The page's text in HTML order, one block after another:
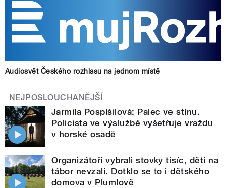
Audiosvět Českého rozhlasu na jednom místě
NEJPOSLOUCHANĚJŠÍ
Jarmila Pospíšilová: Palec ve stínu.
Policista ve výslužbě vyšetřuje vraždu
v horské osadě
Organizátoři vybrali stovky tisíc, děti na
tábor nevzali. Dotklo se to i dětského
domova v Plumlově